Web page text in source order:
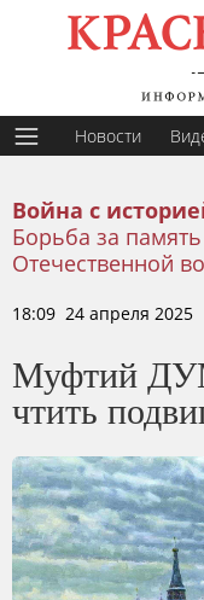
Новости
Война с
Борьба за
Отечественной
18:09 24 апреля 2025
Муфтий
чтить